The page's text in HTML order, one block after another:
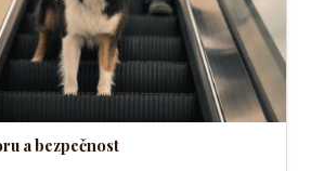
a bezpečnost